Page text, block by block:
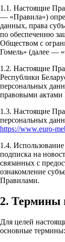
1.1. Настоящие
— «Правила»)
данных, права
по обеспечению
Обществом с
Гомель» (далее —
1.2. Настоящие
Республики
персональных
правовыми актами
1.3. Настоящие
персональных
https://www.euro-
1.4.
подписка на
связанных с
ознакомление
Правилами.
2. Термины
Для целей
основные термины: